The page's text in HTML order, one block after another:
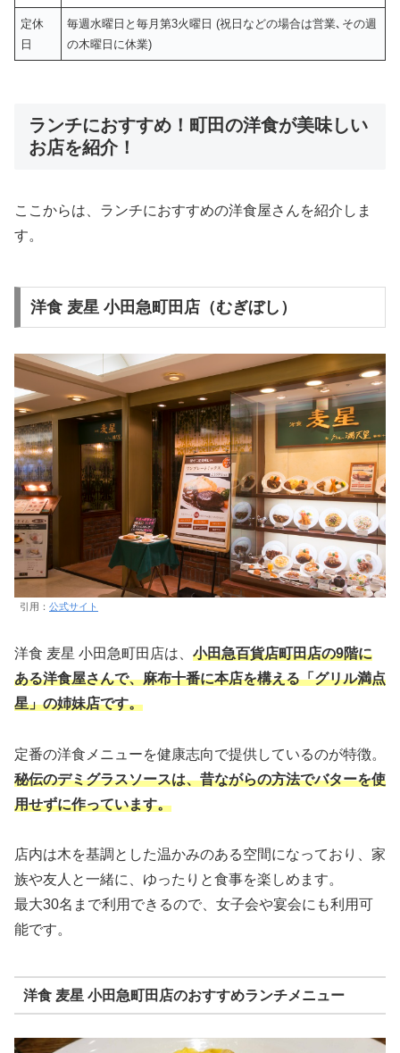
定休
日
毎週水曜日と毎月第3火曜日 (祝日などの場合は営業､その週
の木曜日に休業)
ランチにおすすめ！町田の洋食が美味しい
お店を紹介！
ここからは、ランチにおすすめの洋食屋さんを紹介しま
す。
洋食 麦星 小田急町田店（むぎぼし）
引用： 公式サイト
洋食 麦星 小田急町田店は、 小田急百貨店町田店の9階に
ある洋食屋さんで、麻布十番に本店を構える「グリル満点
星」の姉妹店です。
定番の洋食メニューを健康志向で提供しているのが特徴。
秘伝のデミグラスソースは、昔ながらの方法でバターを使
用せずに作っています。
店内は木を基調とした温かみのある空間になっており、家
族や友人と一緒に、ゆったりと食事を楽しめます。
最大30名まで利用できるので、女子会や宴会にも利用可
能です。
洋食 麦星 小田急町田店のおすすめランチメニュー